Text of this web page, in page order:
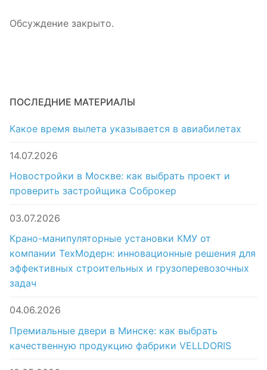
Обсуждение закрыто.
ПОСЛЕДНИЕ МАТЕРИАЛЫ
Какое время вылета указывается в авиабилетах
14.07.2026
Новостройки в Москве: как выбрать проект и
проверить застройщика Соброкер
03.07.2026
Крано-манипуляторные установки КМУ от
компании ТехМодерн: инновационные решения для
эффективных строительных и грузоперевозочных
задач
04.06.2026
Премиальные двери в Минске: как выбрать
качественную продукцию фабрики VELLDORIS